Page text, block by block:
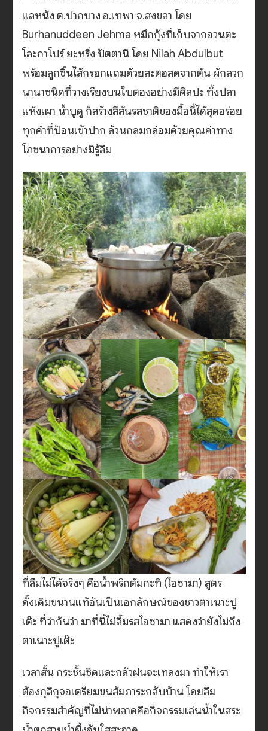
แลหนัง ต.ปากบาง อ.เทพา จ.สงขลา โดย
Burhanuddeen Jehma หมึกกุ้งที่เก็บจากอวนตะ
โละกาโปร์ ยะหริ่ง ปัตตานี โดย Nilah Abdulbut
พร้อมลูกชิ้นไส้กรอกแถมด้วยสะตอสดจากต้น ผักลวก
นานาชนิดที่วางเรียงบนใบตองอย่างมีศิลปะ ทั้งปลา
แห้งเผา น้ำบูดู ก็สร้างสีสันรสชาติของมื้อนี้ได้สุดอร่อย
ทุกคำที่ป้อนเข้าปาก ล้วนกลมกล่อมด้วยคุณค่าทาง
โภชนาการอย่างมิรู้ลืม
ที่ลืมไม่ได้จริงๆ คือน้ำพริกต้มกะทิ (ไอซามา) สูตร
ดั้งเดิมขนานแท้อันเป็นเอกลักษณ์ของชาวตาเนาะปู
เต๊ะ ที่ว่ากันว่า มาที่นี่ไม่ลิ้มรสไอซามา แสดงว่ายังไม่ถึง
ตาเนาะปูเต๊ะ
เวลาสั้น กระชั้นชิดและกลัวฝนจะเทลงมา ทำให้เรา
ต้องกุลีกุจอเตรียมขนสัมภาระกลับบ้าน โดยลืม
กิจกรรมสำคัญที่ไม่น่าพลาดคือกิจกรรมเล่นน้ำในสระ